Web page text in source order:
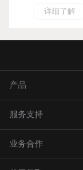
详细了解
产品
农业无人飞机
农业无人车
服务支持
极飞服务
业务合作